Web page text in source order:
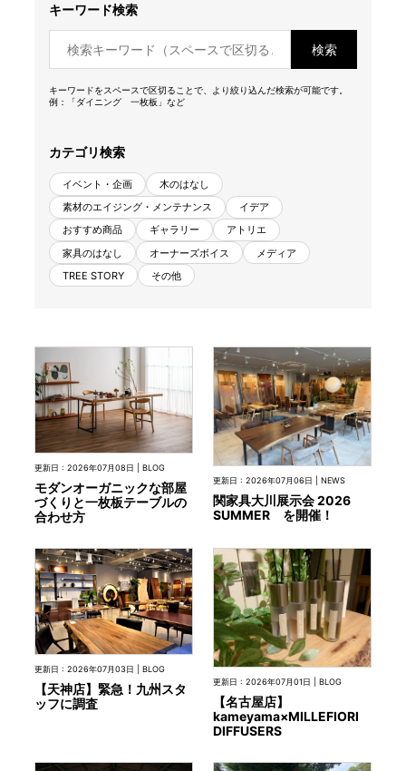
商品情報
直営店
イベント
WEBカタログ
全商品一覧
納品事例
INFORMATION
MOKUBA CHANNEL
よくあるご質問
お問い合わせ
キーワード検索
検索
キーワードをスペースで区切ることで、より絞り込んだ検索が可能です。
例：「ダイニング 一枚板」など
カテゴリ検索
イベント・企画
木のはなし
素材のエイジング・メンテナンス
イデア
おすすめ商品
ギャラリー
アトリエ
家具のはなし
オーナーズボイス
メディア
TREE STORY
その他
更新日 : 2026年07月08日 | BLOG
モダンオーガニックな部屋
づくりと一枚板テーブルの
合わせ方
更新日 : 2026年07月06日 | NEWS
関家具大川展示会 2026
SUMMER を開催！
更新日 : 2026年07月03日 | BLOG
【天神店】緊急！九州スタ
ッフに調査
更新日 : 2026年07月01日 | BLOG
【名古屋店】
kameyama×MILLEFIORI
DIFFUSERS